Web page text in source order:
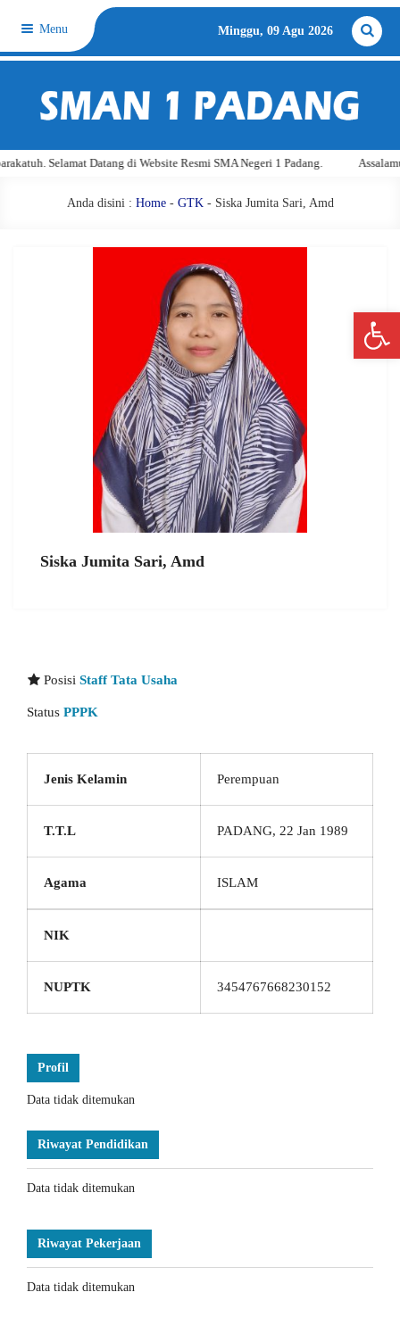
Menu Minggu, 09 Agu 2026
Selamat Datang di Website Resmi SMA Negeri 1 Padang.
Anda disini : Home- GTK- Siska Jumita Sari, Amd
Siska Jumita Sari, Amd
Posisi Staff Tata Usaha
Status PPPK
Jenis Kelamin Perempuan
T.T.L PADANG, 22 Jan 1989
Agama ISLAM
NIK
NUPTK 3454767668230152
Profil
Data tidak ditemukan
Riwayat Pendidikan
Data tidak ditemukan
Riwayat Pekerjaan
Data tidak ditemukan